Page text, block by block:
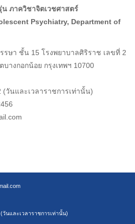
น ภาควิชาจิตเวชศาสตร์
Psychiatry, Department of
ษา ชั้น 15 โรงพยาบาลศิริราช เลขที่ 2
างกอกน้อย กรุงเทพฯ 10700
วันและเวลาราชการเท่านั้น)
วันและเวลาราชการเท่านั้น)